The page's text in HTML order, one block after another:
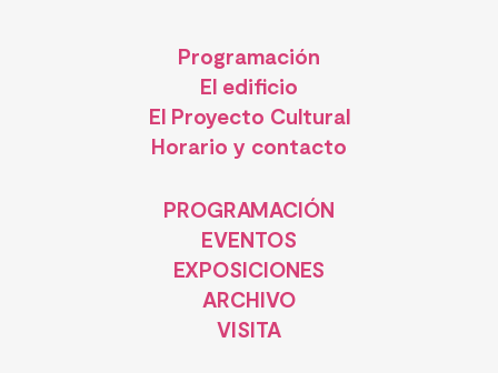
Programación
El edificio
El Proyecto Cultural
Horario y contacto
PROGRAMACIÓN
EVENTOS
EXPOSICIONES
ARCHIVO
VISITA